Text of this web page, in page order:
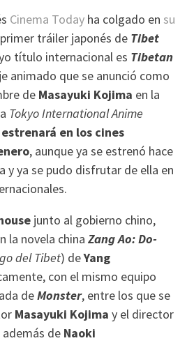
Cinema Today ha colgado en su
tráiler japonés de Tibet
título internacional es Tibetan
animado que se anunció como
de Masayuki Kojima en la
Tokyo International Anime
en los cines
, aunque ya se estrenó hace
y ya se pudo disfrutar de ella en
junto al gobierno chino,
la novela chinaZang Ao: Do-
del Tibet) deYang
con el mismo equipo
deMonster, entre los que se
Masayuki Kojima y el director
además de Naoki